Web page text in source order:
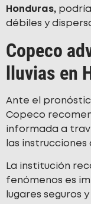
Honduras,
débiles y
Copeco
lluvias en
Ante el
Copeco
informada a
las
La institución
fenómenos es
lugares seguros y